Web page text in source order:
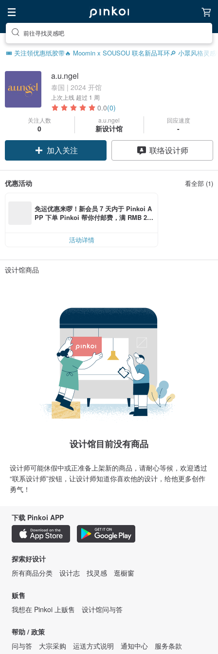
前往寻找灵感吧
🎟️ 关注領优惠纸胶带🔥 Moomin x SOUSOU 联名新品耳环🔎 小眾风格灵感
a.u.ngel
泰国 | 2024 开馆
上次上线 超过 1 周
0.0(0)
关注人数
0
a.u.ngel
新设计馆
回应速度
-
加入关注 联络设计师
优惠活动 看全部 (1)
免运优惠来啰！新会员 7 天内于 Pinkoi A
PP 下单 Pinkoi 帮你付邮费，满 RMB 25
活动详情
设计馆商品
设计馆目前没有商品
设计师可能休假中或正准备上架新的商品，请耐心等候，欢迎透过
“联系设计师”按钮，让设计师知道你喜欢他的设计，给他更多创作
勇气！
下载 Pinkoi APP
探索好设计
所有商品分类
设计志 找灵感 逛橱窗
贩售
我想在 Pinkoi 上贩售
设计馆问与答
帮助 / 政策
问与答
大宗采购 运送方式说明 通知中心
服务条款